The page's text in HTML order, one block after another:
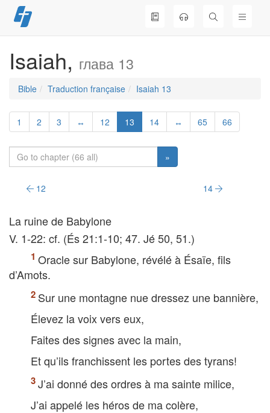
Skip
to
Isaiah, глава 13
Bible Traduction française Isaiah 13
1 2 3 ↔ 12 13 14 ↔ 65 66
»
12 14
La ruine de Babylone
V. 1-22: cf. (És 21:1-10; 47. Jé 50, 51.)
Oracle sur Babylone, révélé à Ésaïe, fils
d’Amots.
Sur une montagne nue dressez une bannière,
Élevez la voix vers eux,
Faites des signes avec la main,
Et qu’ils franchissent les portes des tyrans!
J’ai donné des ordres à ma sainte milice,
J’ai appelé les héros de ma colère,